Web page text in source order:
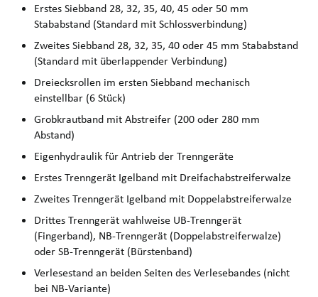
Erstes Siebband 28, 32, 35, 40, 45 oder 50 mm
Stababstand (Standard mit Schlossverbindung)
Zweites Siebband 28, 32, 35, 40 oder 45 mm Stababstand
(Standard mit überlappender Verbindung)
Dreiecksrollen im ersten Siebband mechanisch
einstellbar (6 Stück)
Grobkrautband mit Abstreifer (200 oder 280 mm
Abstand)
Eigenhydraulik für Antrieb der Trenngeräte
Erstes Trenngerät Igelband mit Dreifachabstreiferwalze
Zweites Trenngerät Igelband mit Doppelabstreiferwalze
Drittes Trenngerät wahlweise UB-Trenngerät
(Fingerband), NB-Trenngerät (Doppelabstreiferwalze)
oder SB-Trenngerät (Bürstenband)
Verlesestand an beiden Seiten des Verlesebandes (nicht
bei NB-Variante)